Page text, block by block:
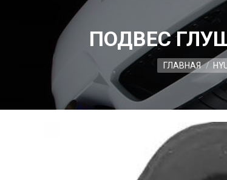
ПОДВЕС
Вы здесь:
ГЛАВНАЯ